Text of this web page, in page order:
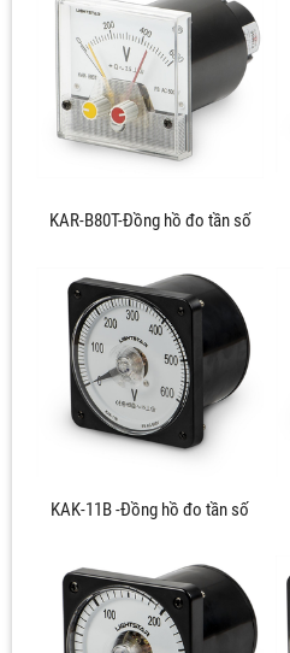
KAR-B80T-Đồng hồ đo tần số
KAK-11B -Đồng hồ đo tần số